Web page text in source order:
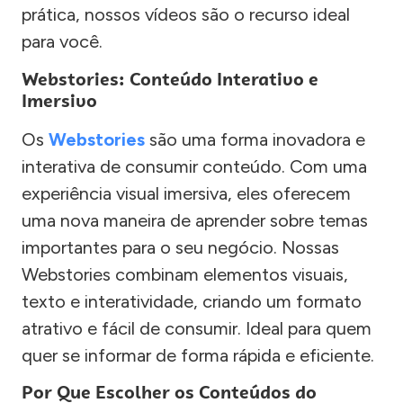
prática, nossos vídeos são o recurso ideal
para você.
Webstories: Conteúdo Interativo e
Imersivo
Os Webstories são uma forma inovadora e
interativa de consumir conteúdo. Com uma
experiência visual imersiva, eles oferecem
uma nova maneira de aprender sobre temas
importantes para o seu negócio. Nossas
Webstories combinam elementos visuais,
texto e interatividade, criando um formato
atrativo e fácil de consumir. Ideal para quem
quer se informar de forma rápida e eficiente.
Por Que Escolher os Conteúdos do